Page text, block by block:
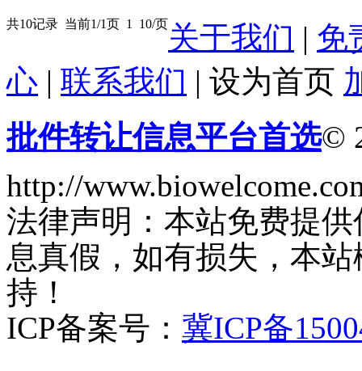
共10记录 当前1/1页 1 10/页关于我们 | 免
心 | 联系我们 | 设为首页
批件转让信息平台首选©
http://
法律声明：本站免费提
息真假，如有损失，本
持！
ICP备案号： 冀ICP备